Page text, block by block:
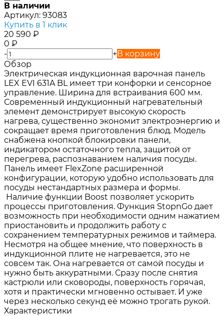
В наличии
Артикул: 93083
Купить в 1 клик
20 590 ₽
0 ₽
-
+В корзину
Обзор
Электрическая индукционная варочная панель
LEX EVI 631A BL имеет три конфорки и сенсорное
управление. Ширина для встраивания 600 мм.
Современный индукционный нагревательный
элемент демонстрирует высокую скорость
нагрева, существенно экономит электроэнергию и
сокращает время приготовления блюд. Модель
снабжена кнопкой блокировки панели,
индикатором остаточного тепла, защитой от
перегрева, распознаванием наличия посуды.
Панель имеет FlexZone расширенной
конфигурации, которую удобно использовать для
посуды нестандартных размера и формы.
Наличие функции Boost позволяет ускорить
процессы приготовления. Функция StopnGo дает
возможность при необходимости одним нажатием
приостановить и продолжить работу с
сохранением температурных режимов и таймера.
Несмотря на общее мнение, что поверхность в
индукционной плите не нагревается, это не
совсем так. Она нагревается от самой посуды и
нужно быть аккуратными. Сразу после снятия
кастрюли или сковороды, поверхность горячая,
хотя и практически мгновенно остывает. И уже
через несколько секунд её можно трогать рукой.
Характеристики